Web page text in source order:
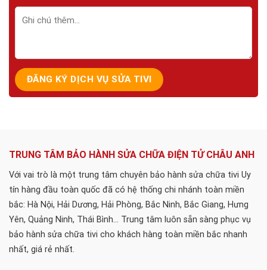
TRUNG TÂM BẢO HÀNH SỬA CHỮA ĐIỆN TỬ CHÂU ANH
Với vai trò là một trung tâm chuyên bảo hành sửa chữa tivi Uy
tín hàng đầu toàn quốc đã có hệ thống chi nhánh toàn miền
bắc: Hà Nội, Hải Dương, Hải Phòng, Bắc Ninh, Bắc Giang, Hưng
Yên, Quảng Ninh, Thái Bình... Trung tâm luôn sẵn sàng phục vụ
bảo hành sửa chữa tivi cho khách hàng toàn miền bắc nhanh
nhất, giá rẻ nhất.